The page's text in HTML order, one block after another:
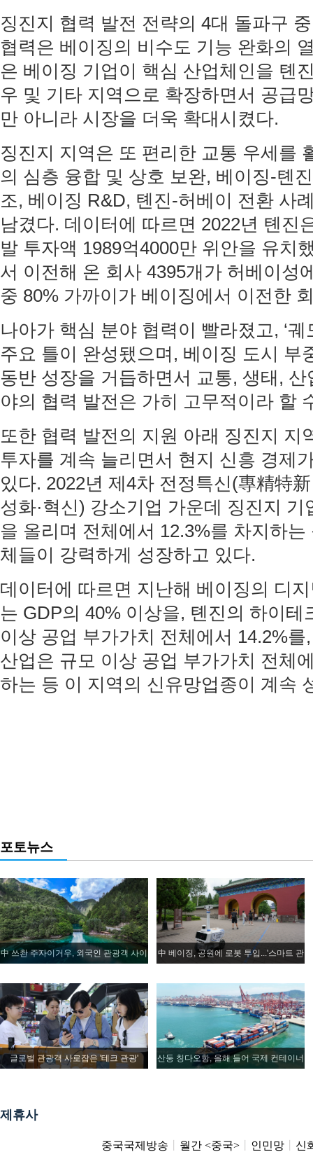
징진지 협력 발전 전략의 4대 돌파구
협력은 베이징의 비수도 기능 완화의
은 베이징 기업이 핵심 산업체인을 톈
우 및 기타 지역으로 확장하면서 공급
만 아니라 시장을 더욱 확대시켰다.
징진지 지역은 또 편리한 교통 우세를
의 심층 융합 및 상호 보완, 베이징-톈
조, 베이징 R&D, 톈진-허베이 전환 사
남겼다. 데이터에 따르면 2022년 톈진
발 투자액 1989억4000만 위안을 유치
서 이전해 온 회사 4395개가 허베이성
중 80% 가까이가 베이징에서 이전한
나아가 핵심 분야 협력이 빨라졌고, ‘궤
주요 틀이 완성됐으며, 베이징 도시 부
동반 성장을 거듭하면서 교통, 생태,
야의 협력 발전은 가히 고무적이라 할
또한 협력 발전의 지원 아래 징진지 지
투자를 계속 늘리면서 현지 신흥 경제
있다. 2022년 제4차 전정특신(專精特
성화·혁신) 강소기업 가운데 징진지 기
을 올리며 전체에서 12.3%를 차지하
체들이 강력하게 성장하고 있다.
데이터에 따르면 지난해 베이징의 디
는 GDP의 40% 이상을, 톈진의 하이테
이상 공업 부가가치 전체에서 14.2%
산업은 규모 이상 공업 부가가치 전체
하는 등 이 지역의 신유망업종이 계속